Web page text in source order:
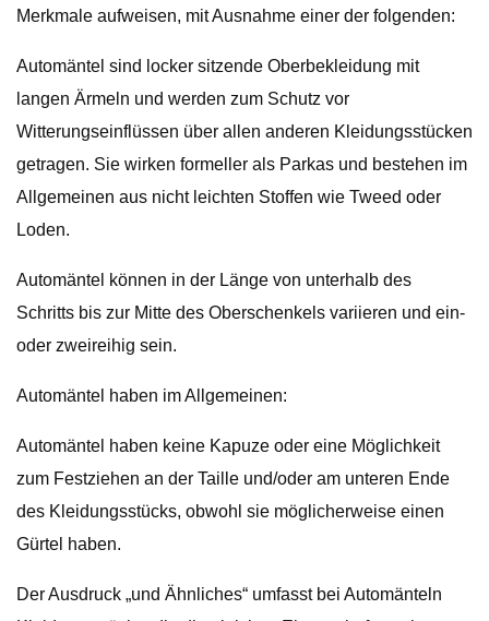
Merkmale aufweisen, mit Ausnahme einer der folgenden:
Automäntel sind locker sitzende Oberbekleidung mit
langen Ärmeln und werden zum Schutz vor
Witterungseinflüssen über allen anderen Kleidungsstücken
getragen. Sie wirken formeller als Parkas und bestehen im
Allgemeinen aus nicht leichten Stoffen wie Tweed oder
Loden.
Automäntel können in der Länge von unterhalb des
Schritts bis zur Mitte des Oberschenkels variieren und ein-
oder zweireihig sein.
Automäntel haben im Allgemeinen:
Automäntel haben keine Kapuze oder eine Möglichkeit
zum Festziehen an der Taille und/oder am unteren Ende
des Kleidungsstücks, obwohl sie möglicherweise einen
Gürtel haben.
Der Ausdruck „und Ähnliches“ umfasst bei Automänteln